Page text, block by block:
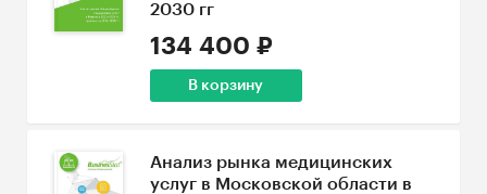
2030 гг
134 400 ₽
В корзину
Анализ рынка медицинских
услуг в Московской области в